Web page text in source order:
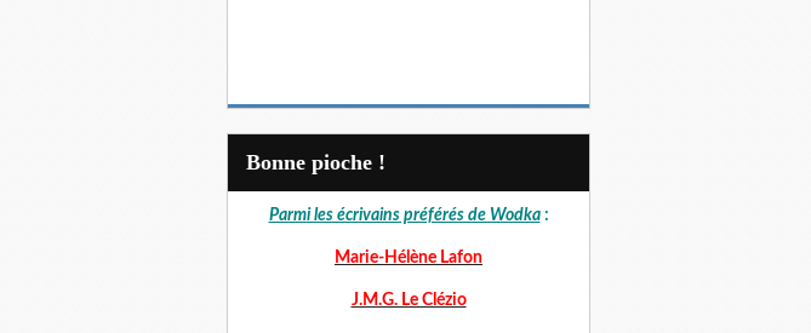
Bonne pioche !
Parmi les écrivains préférés de Wodka:
Marie-Hélène Lafon
J.M.G. Le Clézio